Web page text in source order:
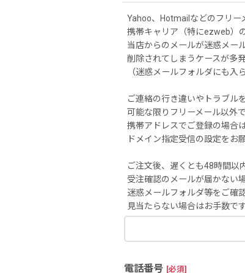
Yahoo、Hotmailなどのフリー
携帯キャリア（特にezweb）
当店からのメールが迷惑メー
削除されてしまうケースが多
（迷惑メールフォルダにも入
ご連絡の行き違いやトラブル
可能な限りフリーメール以外
携帯アドレスでご登録の場合
ドメイン指定受信の設定をお
ご注文後、遅くとも48時間以
受注確認のメールが届かない
迷惑メールフォルダ等をご確
見当たらない場合はお手数で
電話番号 [必須]